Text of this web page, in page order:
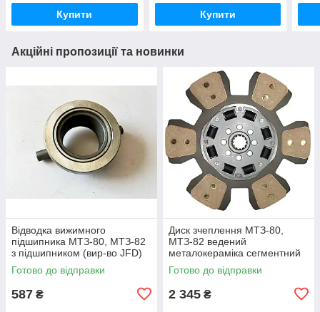
Купити Купити
Акційні пропозиції та новинки
Відводка вижимного
підшипника МТЗ-80, МТЗ-82
з підшипником (вир-во JFD)
підшипник вижимний МТЗ 50-
1601180 / 986714КС17
Готово до відправки
587 ₴
Диск зчеплення МТЗ-80,
МТЗ-82 ведений
металокераміка сегментний
гумовий демпфер (ТМ JFD)
85-1601130-А / 85-1601130
Готово до відправки
2 345 ₴